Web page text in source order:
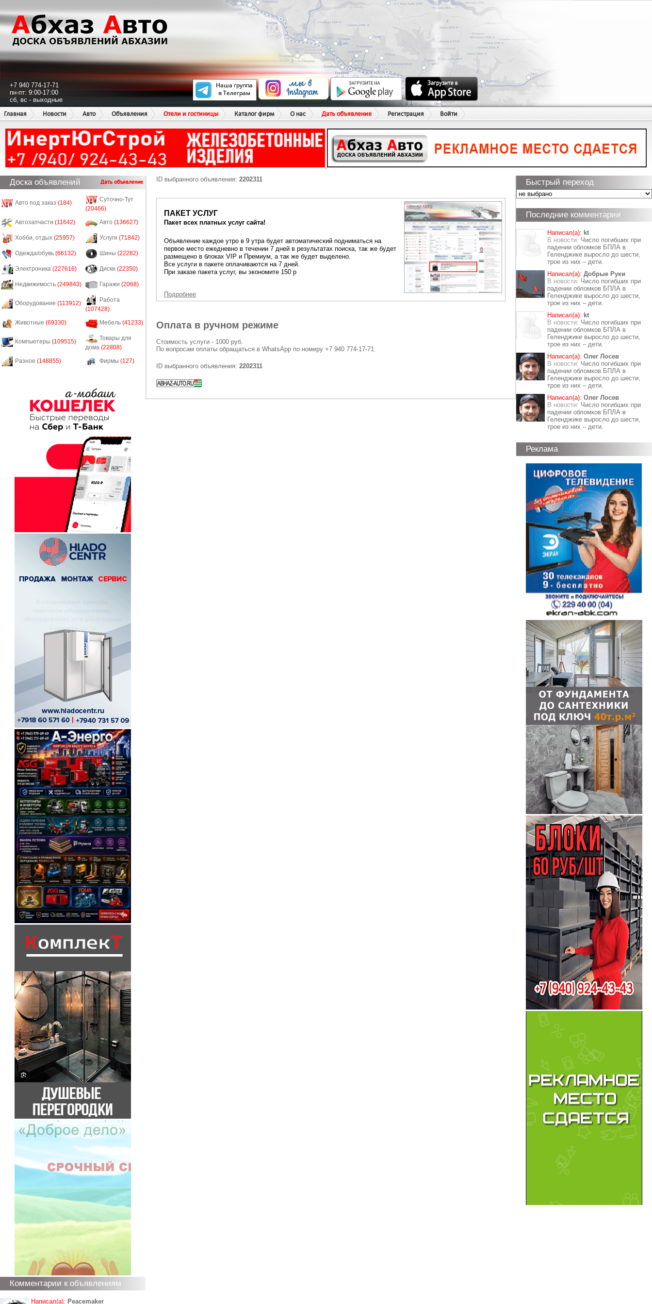
+7 940 774-17-71
пн-пт: 9:00-17:00
сб, вс - выходные
Главная
Новости Авто Объявления Отели и гостиницы Каталог фирм О нас Дать объявление Регистрация Войти
Доска объявлений Дать объявление
Авто под заказ (184)
Суточно-Тут
(20466)
Автозапчасти (11642) Авто (136627)
Хобби, отдых (25957) Услуги (71842)
Одежда/обувь (66132) Шины (22282)
Электроника (227616) Диски (22350)
Недвижимость (249843) Гаражи (2068)
Оборудование (113912)
Работа
(107428)
Животные (69330) Мебель (41233)
Компьютеры (109515)
Товары для
дома (22808)
Разное (148855) Фирмы (127)
Комментарии к объявлениям
Написал(а): Peacemaker
ID выбранного объявления: 2202311
ПАКЕТ УСЛУГ
Пакет всех платных услуг сайта!
Объявление каждое утро в 9 утра будет автоматический подниматься на
первое место ежедневно в течении 7 дней в результатах поиска, так же будет
размещено в блоках VIP и Премиум, а так же будет выделено.
Все услуги в пакете оплачиваются на 7 дней.
При заказе пакета услуг, вы экономите 150 р
Подробнее
Оплата в ручном режиме
Стоимость услуги - 1000 руб.
По вопросам оплаты обращаться в WhatsApp по номеру +7 940 774-17-71.
ID выбранного объявления: 2202311
Быстрый переход
Последние комментарии
Написал(а): kt
В новости: Число погибших при
падении обломков БПЛА в
Геленджике выросло до шести,
трое из них – дети.
Написал(а): Добрые Руки
В новости: Число погибших при
падении обломков БПЛА в
Геленджике выросло до шести,
трое из них – дети.
Написал(а): kt
В новости: Число погибших при
падении обломков БПЛА в
Геленджике выросло до шести,
трое из них – дети.
Написал(а): Олег Лосев
В новости: Число погибших при
падении обломков БПЛА в
Геленджике выросло до шести,
трое из них – дети.
Написал(а): Олег Лосев
В новости: Число погибших при
падении обломков БПЛА в
Геленджике выросло до шести,
трое из них – дети.
Реклама